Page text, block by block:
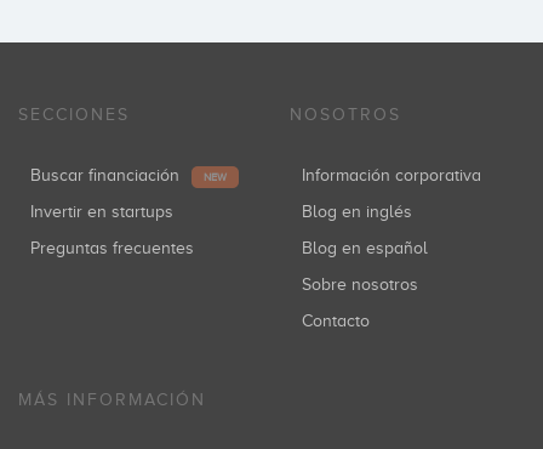
SECCIONES
Buscar financiación NEW
Invertir en startups
Preguntas frecuentes
NOSOTROS
Información corporativa
Blog en inglés
Blog en español
Sobre nosotros
Contacto
MÁS INFORMACIÓN